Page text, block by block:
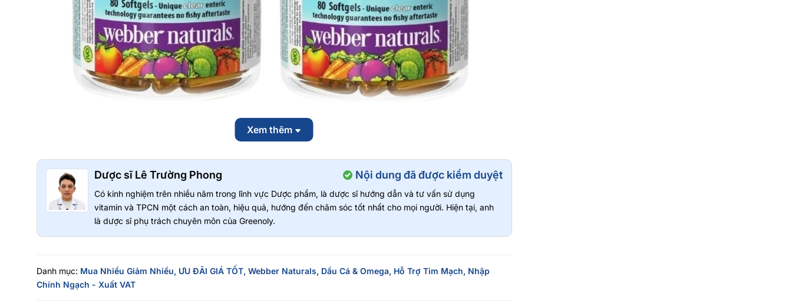
Mỗi viên nang mềm cung cấp:
Dầu cá cô đặc: 1.200mg
Tổng Omega-3: 900mg
Eicosapentaenoic Acid): 600mg
DHA (Docosahexaenoic Acid): 300mg
Uống 1 viên/ngày sau bữa ăn hoặc theo hướng dẫn của chuyên gia y tế.
Xem thêm
Dược sĩ Lê Trường Phong Nội dung đã được kiểm duyệt
Có kinh nghiệm trên nhiều năm trong lĩnh vực Dược phẩm, là dược sĩ hướng dẫn và tư vấn sử dụng
vitamin và TPCN một cách an toàn, hiệu quả, hướng đến chăm sóc tốt nhất cho mọi người. Hiện tại, anh
là dược sĩ phụ trách chuyên môn của Greenoly.
Danh mục: Mua Nhiều Giảm Nhiều, ƯU ĐÃI GIÁ TỐT, Webber Naturals, Dầu Cá & Omega, Hỗ Trợ Tim Mạch, Nhập
Chính Ngạch - Xuất VAT